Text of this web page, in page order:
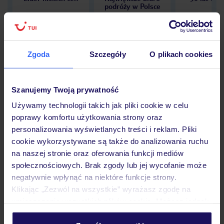
Zgoda Szczegóły O plikach cookies
Szanujemy Twoją prywatność
Używamy technologii takich jak pliki cookie w celu
poprawy komfortu użytkowania strony oraz
personalizowania wyświetlanych treści i reklam. Pliki
cookie wykorzystywane są także do analizowania ruchu
na naszej stronie oraz oferowania funkcji mediów
społecznościowych. Brak zgody lub jej wycofanie może
negatywnie wpłynąć na niektóre funkcje strony.
Klikając „Zezwól na wszystkie” wyrażasz zgodę na
personalizować swój wybór wchodząc w zakładkę
podróży w Polsce
Hotel
Opinie
Pokoje
Wyżywienie